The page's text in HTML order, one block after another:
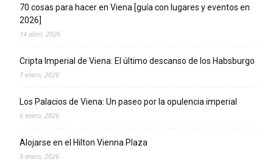
70 cosas para hacer en Viena [guía con lugares y eventos en
2026]
14 abril, 2026
Cripta Imperial de Viena: El último descanso de los Habsburgo
7 enero, 2026
Los Palacios de Viena: Un paseo por la opulencia imperial
6 enero, 2026
Alojarse en el Hilton Vienna Plaza
5 enero, 2026